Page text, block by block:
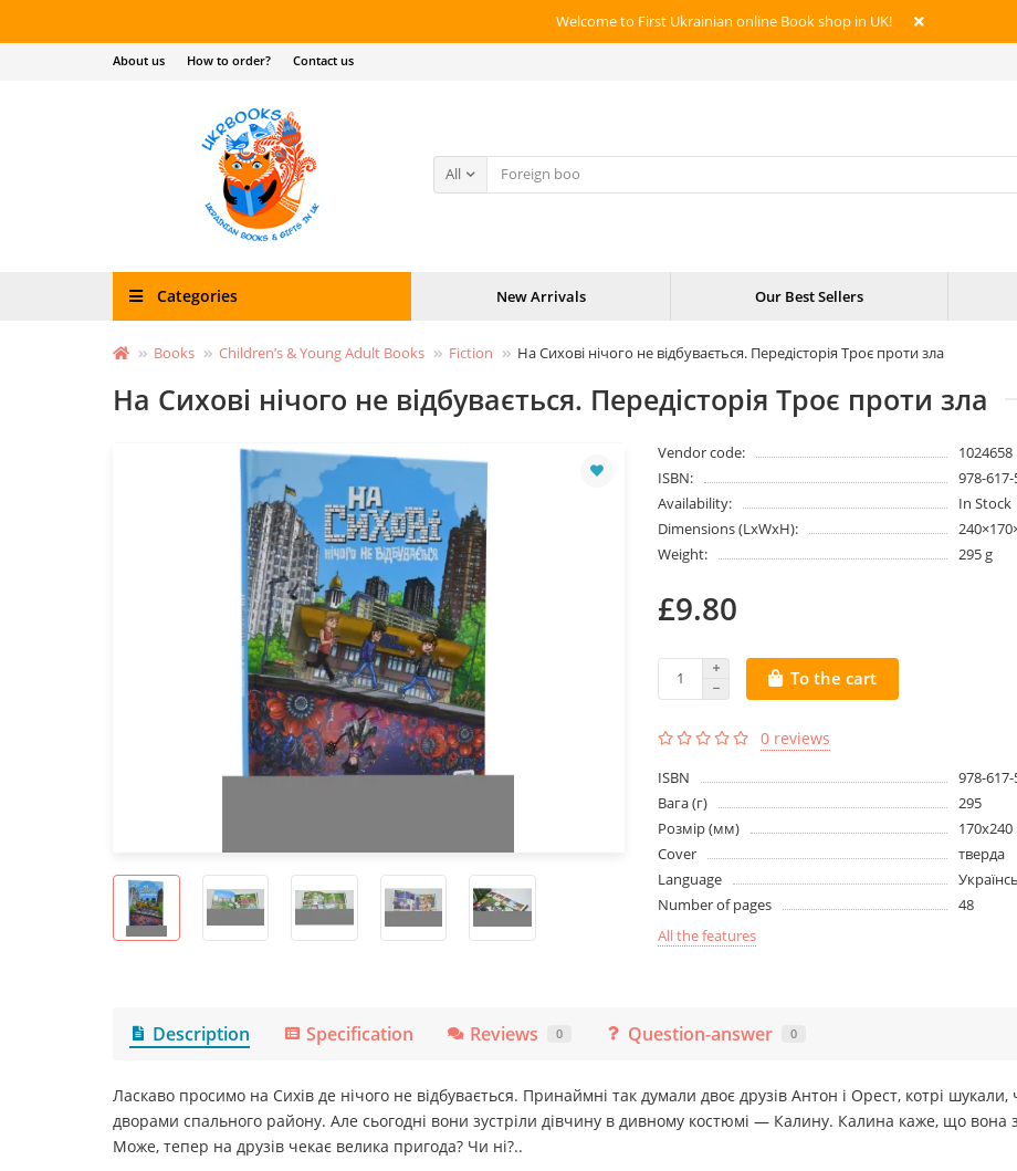
Welcome to First Ukrainian online Book shop in UK!
About us How to order? Contact us
All
Categories New Arrivals Our Best Sellers
Books Children’s & Young Adult Books Fiction На Сихові нічого не відбувається. Передісторія Троє проти зла
На Сихові нічого не відбувається. Передісторія Троє проти зла
Vendor code:
1024658
ISBN:
978-
Availability:
In Stock
Dimensions (LxWxH):
Weight:
295 g
£9.80
To the cart
0 reviews
ISBN
978-
Вага (г)
295
Розмір (мм)
170х240
Cover
тверда
Language
Number of pages
48
All the features
Description Specification Reviews 0 Question-answer 0
Ласкаво просимо на Сихів де нічого не відбувається. Принаймні так думали двоє друзів Антон і Орест, котрі
дворами спального району. Але сьогодні вони зустріли дівчину в дивному костюмі — Калину. Калина каже, що вона
Може, тепер на друзів чекає велика пригода? Чи ні?..